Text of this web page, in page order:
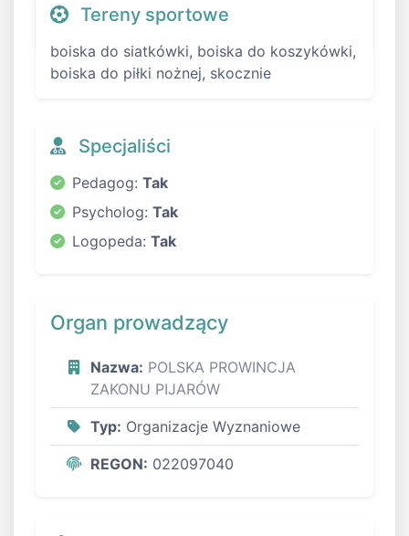
Tereny sportowe
boiska do siatkówki, boiska do koszykówki,
boiska do piłki nożnej, skocznie
Specjaliści
Pedagog: Tak
Psycholog: Tak
Logopeda: Tak
Organ prowadzący
Nazwa: POLSKA PROWINCJA
ZAKONU PIJARÓW
Typ: Organizacje Wyznaniowe
REGON: 022097040